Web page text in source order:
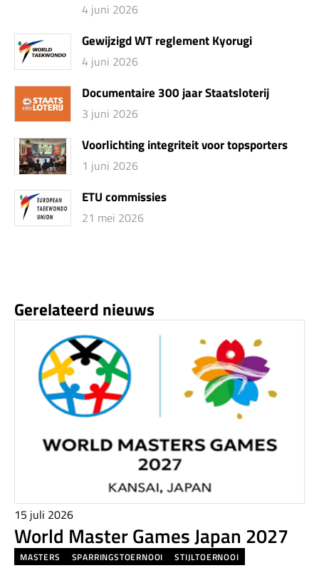
4 juni 2026
Gewijzigd WT reglement Kyorugi
4 juni 2026
Documentaire 300 jaar Staatsloterij
3 juni 2026
Voorlichting integriteit voor topsporters
1 juni 2026
ETU commissies
21 mei 2026
Gerelateerd nieuws
15 juli 2026
World Master Games Japan 2027
MASTERS SPARRINGSTOERNOOI STIJLTOERNOOI